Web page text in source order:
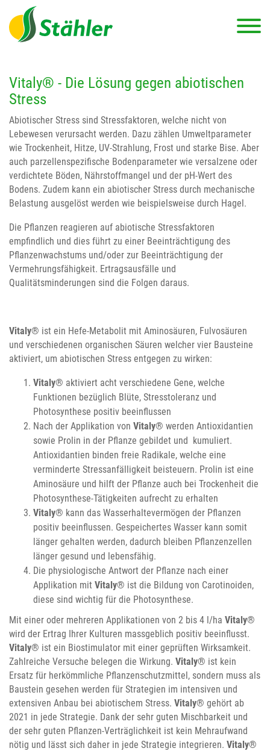
Vitaly® - Die Lösung gegen abiotischen
Stress
Abiotischer Stress sind Stressfaktoren, welche nicht von
Lebewesen verursacht werden. Dazu zählen Umweltparameter
wie Trockenheit, Hitze, UV-Strahlung, Frost und starke Bise. Aber
auch parzellenspezifische Bodenparameter wie versalzene oder
verdichtete Böden, Nährstoffmangel und der pH-Wert des
Bodens. Zudem kann ein abiotischer Stress durch mechanische
Belastung ausgelöst werden wie beispielsweise durch Hagel.
Die Pflanzen reagieren auf abiotische Stressfaktoren
empfindlich und dies führt zu einer Beeinträchtigung des
Pflanzenwachstums und/oder zur Beeinträchtigung der
Vermehrungsfähigkeit. Ertragsausfälle und
Qualitätsminderungen sind die Folgen daraus.
Vitaly® ist ein Hefe-Metabolit mit Aminosäuren, Fulvosäuren
und verschiedenen organischen Säuren welcher vier Bausteine
aktiviert, um abiotischen Stress entgegen zu wirken:
Vitaly® aktiviert acht verschiedene Gene, welche
Funktionen bezüglich Blüte, Stresstoleranz und
Photosynthese positiv beeinflussen
Nach der Applikation von Vitaly® werden Antioxidantien
sowie Prolin in der Pflanze gebildet und kumuliert.
Antioxidantien binden freie Radikale, welche eine
verminderte Stressanfälligkeit beisteuern. Prolin ist eine
Aminosäure und hilft der Pflanze auch bei Trockenheit die
Photosynthese-Tätigkeiten aufrecht zu erhalten
Vitaly® kann das Wasserhaltevermögen der Pflanzen
positiv beeinflussen. Gespeichertes Wasser kann somit
länger gehalten werden, dadurch bleiben Pflanzenzellen
länger gesund und lebensfähig.
Die physiologische Antwort der Pflanze nach einer
Applikation mit Vitaly® ist die Bildung von Carotinoiden,
diese sind wichtig für die Photosynthese.
Mit einer oder mehreren Applikationen von 2 bis 4 l/ha Vitaly®
wird der Ertrag Ihrer Kulturen massgeblich positiv beeinflusst.
Vitaly® ist ein Biostimulator mit einer geprüften Wirksamkeit.
Zahlreiche Versuche belegen die Wirkung. Vitaly® ist kein
Ersatz für herkömmliche Pflanzenschutzmittel, sondern muss als
Baustein gesehen werden für Strategien im intensiven und
extensiven Anbau bei abiotischem Stress. Vitaly® gehört ab
2021 in jede Strategie. Dank der sehr guten Mischbarkeit und
der sehr guten Pflanzen-Verträglichkeit ist kein Mehraufwand
nötig und lässt sich daher in jede Strategie integrieren. Vitaly®